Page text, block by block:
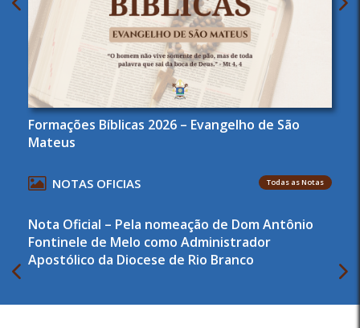
Formações Bíblicas 2026 – Evangelho de São
Mateus
NOTAS OFICIAS Todas as Notas
Nota Oficial – Pela nomeação de Dom Antônio
Fontinele de Melo como Administrador
Apostólico da Diocese de Rio Branco